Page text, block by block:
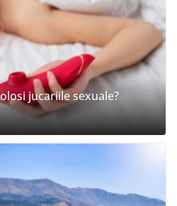
jucariile sexuale?